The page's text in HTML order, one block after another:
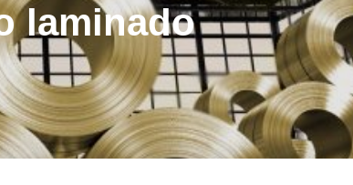
laminado